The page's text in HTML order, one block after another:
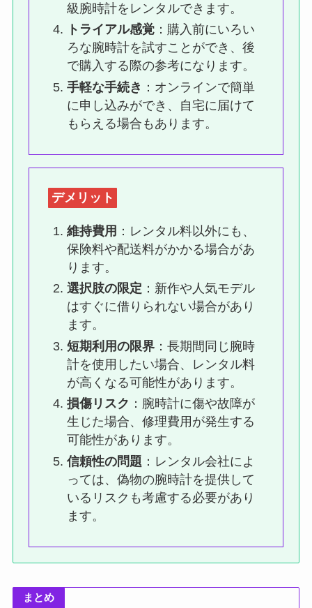
級腕時計をレンタルできます。
トライアル感覚 ：購入前にいろい
ろな腕時計を試すことができ、後
で購入する際の参考になります。
手軽な手続き ：オンラインで簡単
に申し込みができ、自宅に届けて
もらえる場合もあります。
デメリット
維持費用 ：レンタル料以外にも、
保険料や配送料がかかる場合があ
ります。
選択肢の限定 ：新作や人気モデル
はすぐに借りられない場合があり
ます。
短期利用の限界 ：長期間同じ腕時
計を使用したい場合、レンタル料
が高くなる可能性があります。
損傷リスク ：腕時計に傷や故障が
生じた場合、修理費用が発生する
可能性があります。
信頼性の問題 ：レンタル会社によ
っては、偽物の腕時計を提供して
いるリスクも考慮する必要があり
ます。
まとめ